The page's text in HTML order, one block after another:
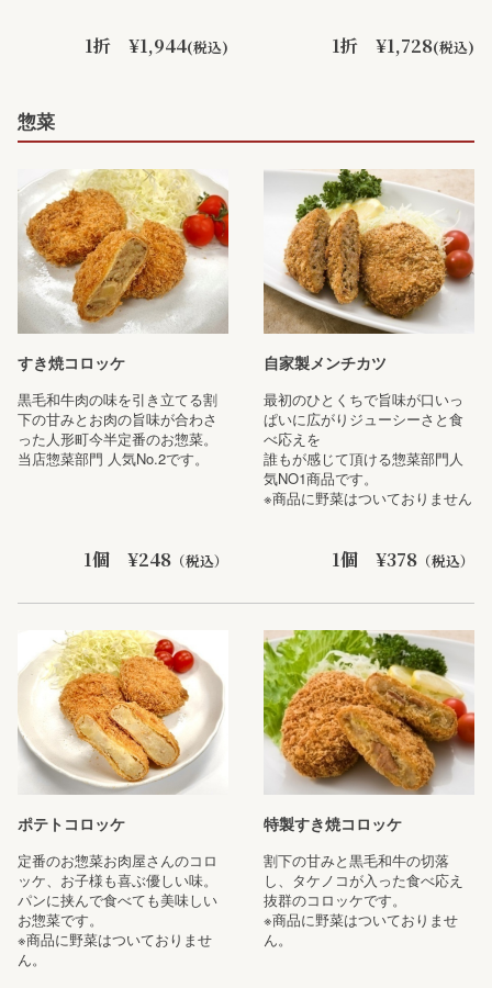
1折 ¥1,944(税込) 1折 ¥1,728(税込)
惣菜
すき焼コロッケ
黒毛和牛肉の味を引き立てる割
下の甘みとお肉の旨味が合わさ
った人形町今半定番のお惣菜。
当店惣菜部門 人気No.2です。
1個 ¥248 （税込）
自家製メンチカツ
最初のひとくちで旨味が口いっ
ぱいに広がりジューシーさと食
べ応えを
誰もが感じて頂ける惣菜部門人
気NO1商品です。
※商品に野菜はついておりません
1個 ¥378 （税込）
ポテトコロッケ
定番のお惣菜お肉屋さんのコロ
ッケ、お子様も喜ぶ優しい味。
パンに挟んで食べても美味しい
お惣菜です。
※商品に野菜はついておりませ
ん。
特製すき焼コロッケ
割下の甘みと黒毛和牛の切落
し、タケノコが入った食べ応え
抜群のコロッケです。
※商品に野菜はついておりませ
ん。